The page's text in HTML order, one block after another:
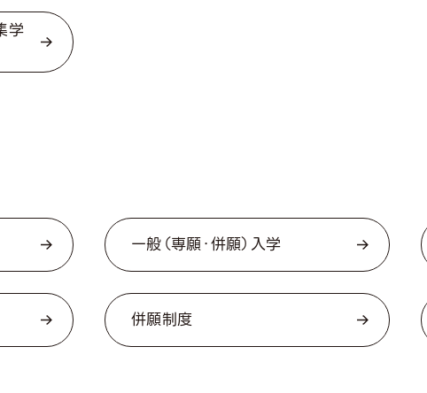
学
一般（専願・併願）入学
併願制度